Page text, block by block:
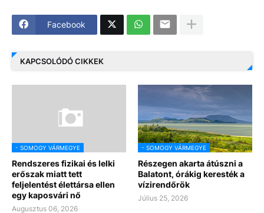
Facebook
KAPCSOLÓDÓ CIKKEK
- SOMOGY VÁRMEGYE
Rendszeres fizikai és lelki
erőszak miatt tett
feljelentést élettársa ellen
egy kaposvári nő
Augusztus 06, 2026
- SOMOGY VÁRMEGYE
Részegen akarta átúszni a
Balatont, órákig keresték a
vízirendőrök
Július 25, 2026